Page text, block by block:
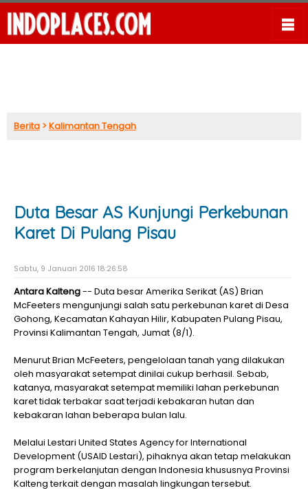
Berita >Kalimantan Tengah
Duta Besar AS Kunjungi Perkebunan
Karet Di Pulang Pisau
Sabtu, 9 Januari 2016 18:26:58
Antara Kalteng-- Duta besar Amerika Serikat (AS) Brian
McFeeters mengunjungi salah satu perkebunan karet di Desa
Gohong, Kecamatan Kahayan Hilir, Kabupaten Pulang Pisau,
Provinsi Kalimantan Tengah, Jumat (8/1).
Menurut Brian McFeeters, pengelolaan tanah yang dilakukan
oleh masyarakat setempat dinilai cukup berhasil. Sebab,
katanya, masyarakat setempat memiliki lahan perkebunan
karet tidak terbakar saat terjadi kebakaran hutan dan
kebakaran lahan beberapa bulan lalu.
Melalui Lestari United States Agency for International
Development (USAID Lestari), pihaknya akan tetap melakukan
program berkelanjutan dengan Indonesia khususnya Provinsi
Kalteng terkait dengan masalah lingkungan tersebut.